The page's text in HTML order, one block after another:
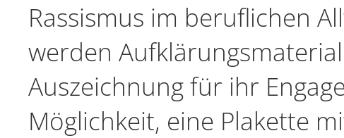
Rassismus im beruflichen
werden
Auszeichnung für ihr
Möglichkeit, eine Plakette